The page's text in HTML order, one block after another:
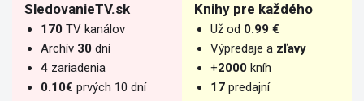
SledovanieTV.sk
170 TV kanálov
Archív 30 dní
4 zariadenia
0.10€ prvých 10 dní
Knihy pre každého
Už od 0.99 €
Výpredaje a zľavy
+2000 kníh
17 predajní